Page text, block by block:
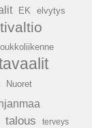
EK elvytys
Nuoret
talous terveys